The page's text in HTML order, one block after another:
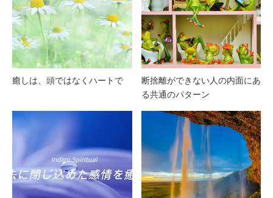
癒しは、頭ではなくハートで
断捨離ができない人の内面にあ
る共通のパターン